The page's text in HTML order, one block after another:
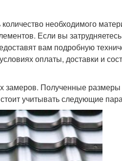
необходимого
Если вы
вам подробную
оплаты, доставки и
замеров. Полученные
учитывать следующие